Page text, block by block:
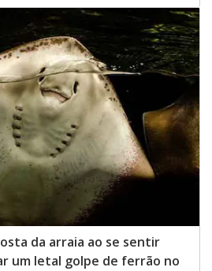
da arraia ao se sentir
um letal golpe de ferrão no